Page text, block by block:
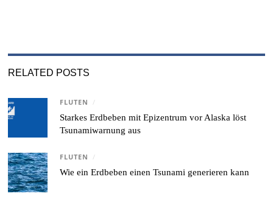
RELATED POSTS
FLUTEN /
Starkes Erdbeben mit Epizentrum vor Alaska löst
Tsunamiwarnung aus
FLUTEN /
Wie ein Erdbeben einen Tsunami generieren kann